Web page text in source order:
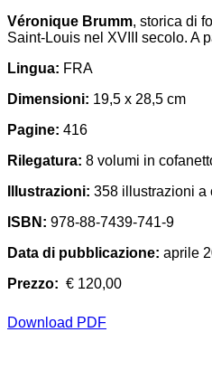
Véronique Brumm, storica di
Saint-Louis nel XVIII secolo. A
Lingua: FRA
Dimensioni: 19,5 x 28,5 cm
Pagine: 416
Rilegatura: 8 volumi in
Illustrazioni: 358 illustrazioni a
ISBN: 978-88-7439-741-9
Data di pubblicazione: aprile
Prezzo: € 120,00
Download PDF